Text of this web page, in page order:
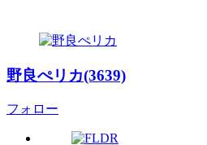
野良ぺリカ(3639)
フォロー